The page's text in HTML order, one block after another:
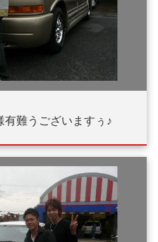
有難うございますぅ♪